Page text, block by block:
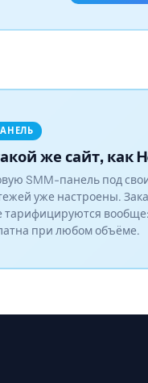
же сайт, как
SMM-панель под
уже настроены.
тарифицируются
при любом объёме.